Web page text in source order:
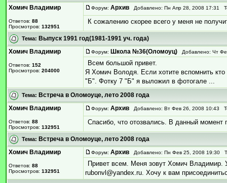
Хомич Владимир
Ответов: 88
Просмотров: 132951
Форум: Архив Добавлено: Пн Апр 28, 2008 17:31
К сожалению скорее всего у меня не
Тема: Выпуск 1991 год(1981-1991 уч. года)
Хомич Владимир
Ответов: 152
Просмотров: 204000
Форум: Школа №36(Оломоуц) Добавлено: Чт
Всем большой привет.
Я Хомич Володя. Если хотите вспомнить
"Б". Фотку 7 "Б" я выложил в фотогале ...
Тема: Встреча в Оломоуце, лето 2008 года
Хомич Владимир
Ответов: 88
Просмотров: 132951
Форум: Архив Добавлено: Вт Фев 26, 2008 10:43
Спасибо, что отозвались. В данный момент
Тема: Встреча в Оломоуце, лето 2008 года
Хомич Владимир
Ответов: 88
Просмотров: 132951
Форум: Архив Добавлено: Пн Фев 25, 2008 19:30
Привет всем. Меня зовут Хомич Владимир.
rubonvl@yandex.ru. Хочу к вам